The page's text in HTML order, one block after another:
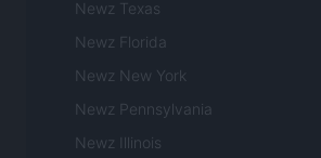
Newz Texas
Newz Florida
Newz New York
Newz Pennsylvania
Newz Illinois